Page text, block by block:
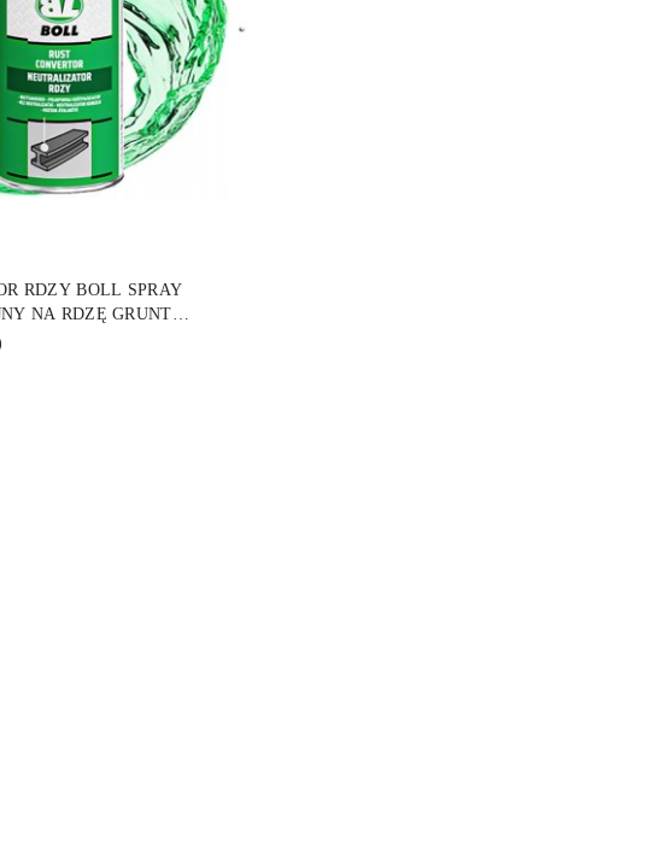
RDZY BOLL SPRAY
NA RDZĘ GRUNT
DO KOSZYKA